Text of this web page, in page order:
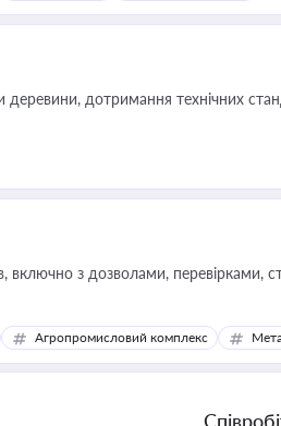
деревини, дотримання технічних
включно з дозволами, перевірками,
Агропромисловий комплекс